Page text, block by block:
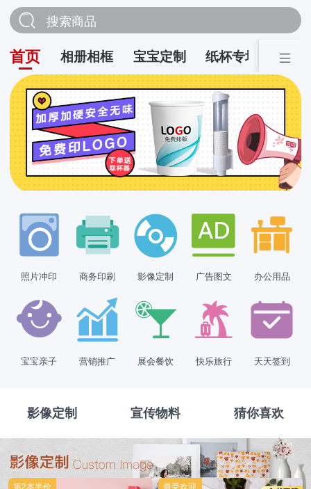
搜索商品
首页 相册相框 宝宝定制 纸杯专场 营销
照片冲印 商务印刷 影像定制 广告图文 办公用品
宝宝亲子 营销推广 展会餐饮 快乐旅行 天天签到
影像定制 宣传物料 猜你喜欢
第2本半价 最受欢迎